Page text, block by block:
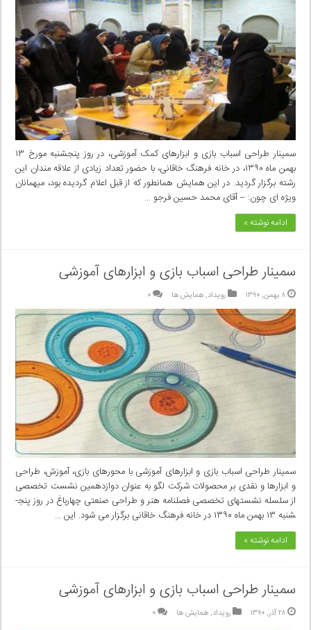
سمینار طراحی اسباب بازی و ابزارهای کمک آموزشی، در روز پنجشنبه مورخ ۱۳
بهمن ماه ۱۳۹۰، در خانه فرهنگ خاقانی، با حضور تعداد زیادی از علاقه مندان این
رشته برگزار گردید. در این همایش همانطور که از قبل اعلام گردیده بود، میهمانان
ویژه ای چون: – آقای محمد حسین فرجو …
ادامه نوشته »
سمینار طراحی اسباب بازی و ابزارهای آموزشی
۸ بهمن, ۱۳۹۰ رویداد,همایش ها ۰
سمینار طراحی اسباب­ بازی و ابزارهای آموزشی با محورهای بازی، آموزش، طراحی
و ابزارها و نقدی بر محصولات شرکت لگو به­ عنوان دوازدهمین نشست تخصصی
از سلسله نشست­های تخصصی فصلنامه هنر و طراحی­ صنعتی چهارباغ در روز پنج­
شنبه ۱۳ بهمن ماه ۱۳۹۰ در خانه فرهنگ خاقانی برگزار می ­شود. این …
ادامه نوشته »
سمینار طراحی اسباب بازی و ابزارهای آموزشی
۲۸ آذر, ۱۳۹۰ رویداد,همایش ها ۰